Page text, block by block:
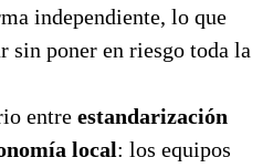
independiente, lo que
sin poner en riesgo toda la
entre estandarización
local: los equipos